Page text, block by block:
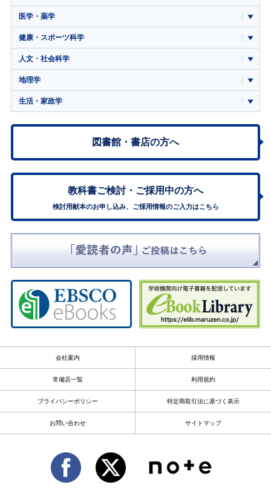
医学・薬学
健康・スポーツ科学
人文・社会科学
地理学
生活・家政学
図書館・書店の方へ
教科書ご検討・ ご採用中の方へ
検討用献本のお申し込み、ご採用情報のご入力はこちら
会社案内 採用情報
常備店一覧 利用規約
プライバシーポリシー 特定商取引法に基づく表示
お問い合わせ サイトマップ